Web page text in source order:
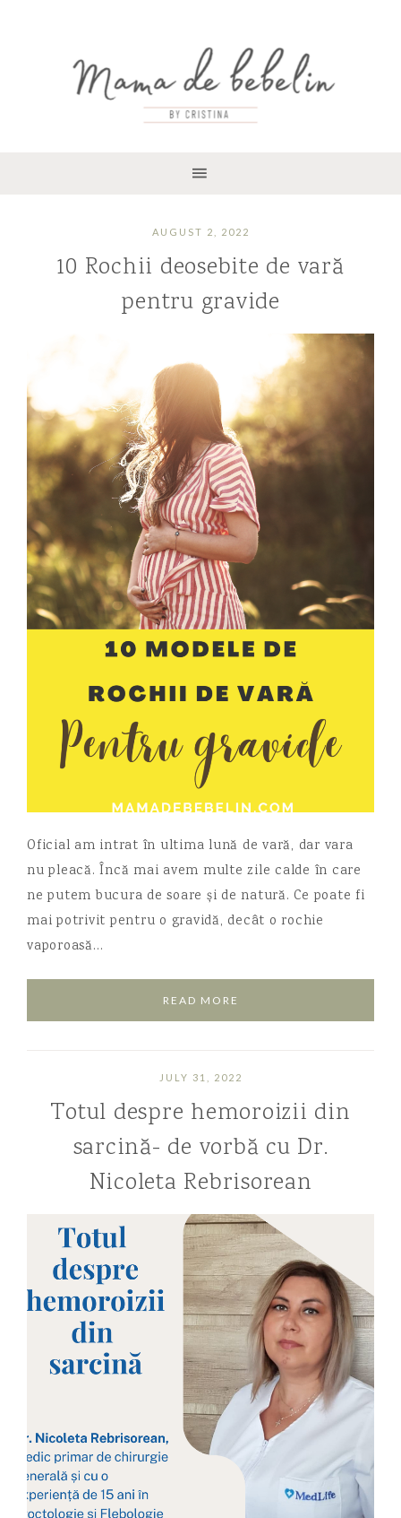
AUGUST 2, 2022
10 Rochii deosebite de vară
pentru gravide
Oficial am intrat în ultima lună de vară, dar vara
nu pleacă. Încă mai avem multe zile calde în care
ne putem bucura de soare și de natură. Ce poate fi
mai potrivit pentru o gravidă, decât o rochie
vaporoasă…
READ MORE
JULY 31, 2022
Totul despre hemoroizii din
sarcină- de vorbă cu Dr.
Nicoleta Rebrisorean